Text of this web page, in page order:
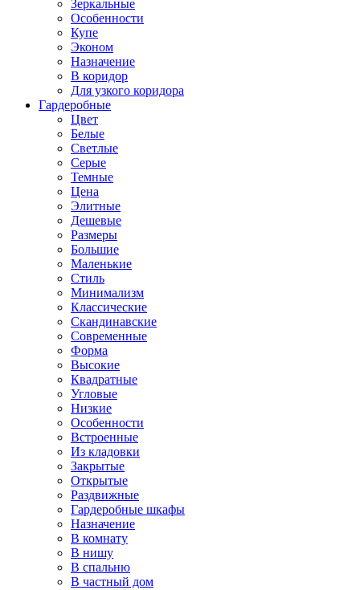
Зеркальные
Особенности
Купе
Эконом
Назначение
В коридор
Для узкого коридора
Гардеробные
Цвет
Белые
Светлые
Серые
Темные
Цена
Элитные
Дешевые
Размеры
Большие
Маленькие
Стиль
Минимализм
Классические
Скандинавские
Современные
Форма
Высокие
Квадратные
Угловые
Низкие
Особенности
Встроенные
Из кладовки
Закрытые
Открытые
Раздвижные
Гардеробные шкафы
Назначение
В комнату
В нишу
В спальню
В частный дом